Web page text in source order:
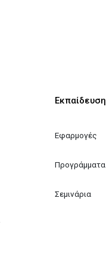
Εκπαίδευση
Εφαρμογές
Προγράμματα
Σεμινάρια